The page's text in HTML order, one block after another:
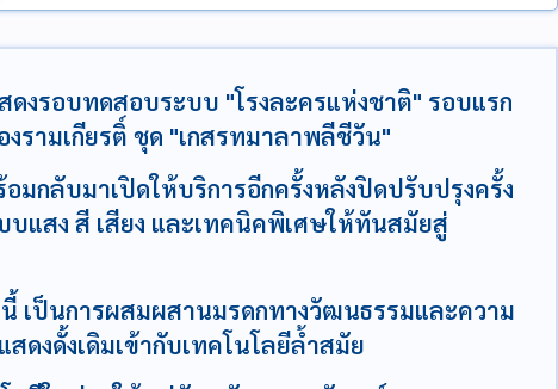
ดงรอบทดสอบระบบ "โรงละครแห่งชาติ" รอบแรก
งรามเกียรติ์ ชุด "เกสรทมาลาพลีชีวัน"
มกลับมาเปิดให้บริการอีกครั้งหลังปิดปรับปรุงครั้ง
บแสง สี เสียง และเทคนิคพิเศษให้ทันสมัยสู่
เป็นการผสมผสานมรดกทางวัฒนธรรมและความ
ดงดั้งเดิมเข้ากับเทคโนโลยีล้ำสมัย